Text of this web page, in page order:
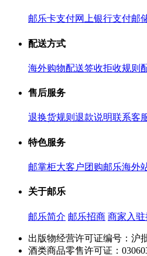
邮乐卡支付网上银行支付邮
配送方式
海外购物配送签收拒收规则
售后服务
退换货规则 退款说明联系客
特色服务
邮掌柜大客户团购邮乐海外
关于邮乐
邮乐简介 邮乐招商 商家入驻
出版物经营许可证编号：沪
酒类商品零售许可证：